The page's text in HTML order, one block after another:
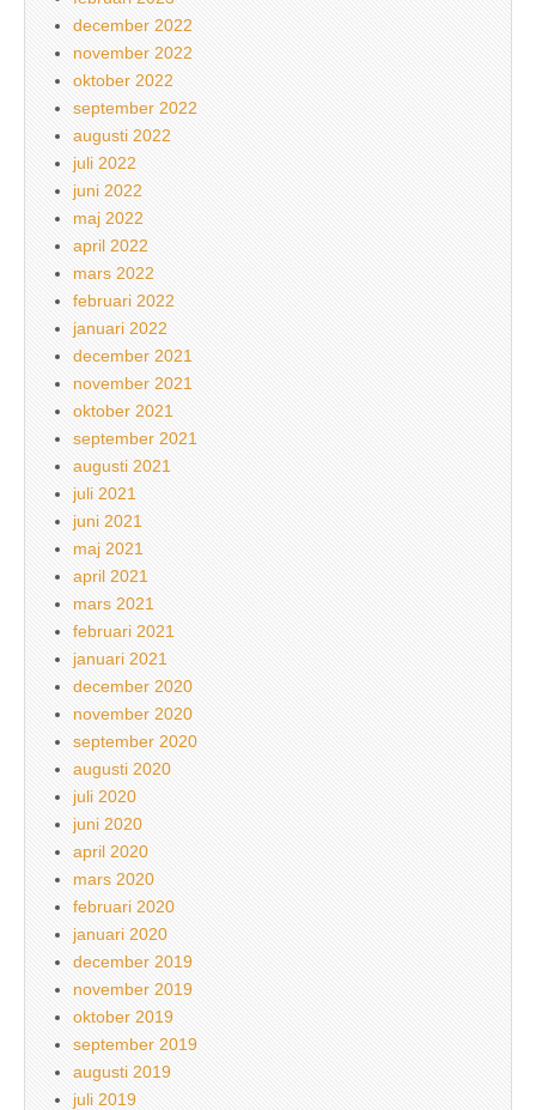
december 2022
november 2022
oktober 2022
september 2022
augusti 2022
juli 2022
juni 2022
maj 2022
april 2022
mars 2022
februari 2022
januari 2022
december 2021
november 2021
oktober 2021
september 2021
augusti 2021
juli 2021
juni 2021
maj 2021
april 2021
mars 2021
februari 2021
januari 2021
december 2020
november 2020
september 2020
augusti 2020
juli 2020
juni 2020
april 2020
mars 2020
februari 2020
januari 2020
december 2019
november 2019
oktober 2019
september 2019
augusti 2019
juli 2019